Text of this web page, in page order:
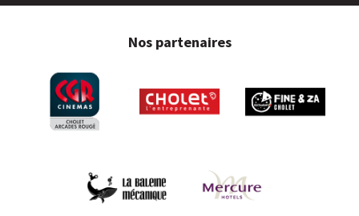
Nos partenaires